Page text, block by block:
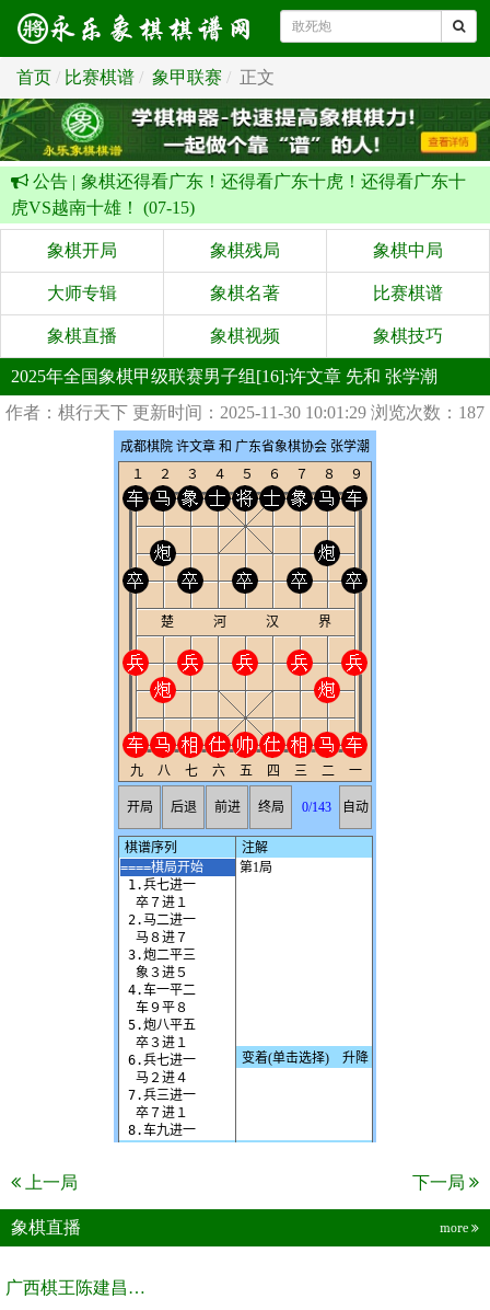
首页 比赛棋谱 象甲联赛 正文
公告 | 象棋还得看广东！还得看广东十虎！还得看广东十
虎VS越南十雄！ (07-15)
象棋开局 象棋残局 象棋中局
大师专辑 象棋名著 比赛棋谱
象棋直播 象棋视频 象棋技巧
2025年全国象棋甲级联赛男子组[16]:许文章 先和 张学潮
作者：棋行天下 更新时间：2025-11-30 10:01:29 浏览次数：187
上一局 下一局
象棋直播 more
广西棋王陈建昌直播间